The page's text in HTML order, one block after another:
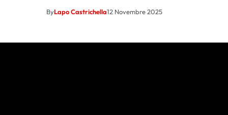
ByLapo Castrichella12 Novembre 2025